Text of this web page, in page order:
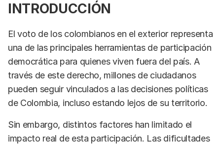
INTRODUCCIÓN
El voto de los colombianos en el exterior representa
una de las principales herramientas de participación
democrática para quienes viven fuera del país. A
través de este derecho, millones de ciudadanos
pueden seguir vinculados a las decisiones políticas
de Colombia, incluso estando lejos de su territorio.
Sin embargo, distintos factores han limitado el
impacto real de esta participación. Las dificultades